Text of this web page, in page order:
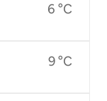
6 °C
9 °C